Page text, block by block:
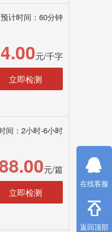
预计时间：60分钟
4.00元/千字
立即检测
间：2小时-6小时
元/篇
立即检测
在线客服
返回顶部